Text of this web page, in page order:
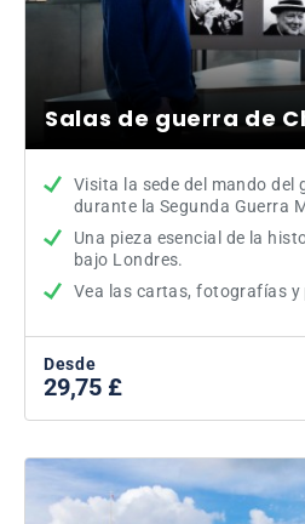
Salas de guerra de
Visita la sede del mando del
durante la Segunda Guerra
Una pieza esencial de la
bajo Londres.
Vea las cartas, fotografías y
Desde
29,75 £